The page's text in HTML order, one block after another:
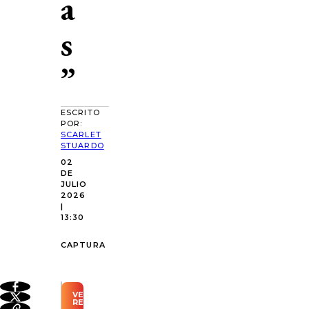
s
”
ESCRITO
POR:
SCARLET
STUARDO
02
DE
JULIO
2026
|
13:30
CAPTURA
VER
RESUMEN